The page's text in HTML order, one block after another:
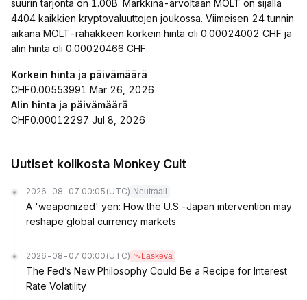
suurin tarjonta on 1.00B. Markkina-arvoltaan MOLT on sijalla
4404 kaikkien kryptovaluuttojen joukossa. Viimeisen 24 tunnin
aikana MOLT-rahakkeen korkein hinta oli 0.00024002 CHF ja
alin hinta oli 0.00020466 CHF.
Korkein hinta ja päivämäärä
CHF0.00553991 Mar 26, 2026
Alin hinta ja päivämäärä
CHF0.00012297 Jul 8, 2026
Uutiset kolikosta Monkey Cult
2026-08-07 00:05 (UTC) Neutraali
A 'weaponized' yen: How the U.S.-Japan intervention may
reshape global currency markets
2026-08-07 00:00 (UTC) Laskeva
The Fed’s New Philosophy Could Be a Recipe for Interest
Rate Volatility